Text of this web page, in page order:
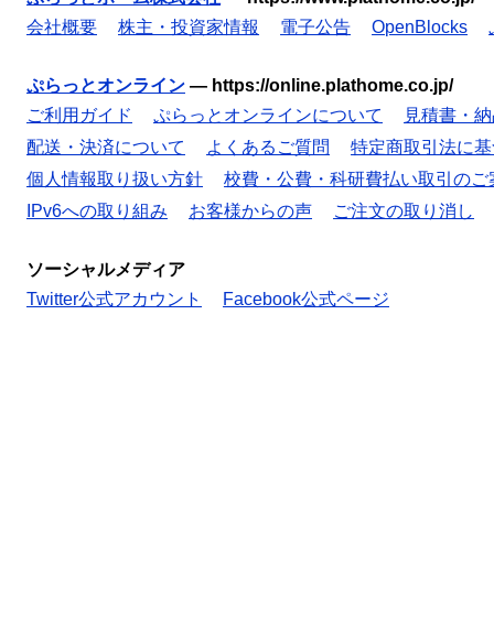
会社概要
株主・投資家情報 電子公告 OpenBlocks
ぷらっとオンライン — https://online.plathome.co.jp/
ご利用ガイド
ぷらっとオンラインについて
見積書・
配送・決済について
よくあるご質問
特定商取引法に
個人情報取り扱い方針
校費・公費・科研費払い取引のご
IPv6への取り組み
お客様からの声 ご注文の取り消し
ソーシャルメディア
Twitter公式アカウント
Facebook公式ページ